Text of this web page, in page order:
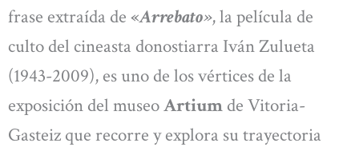
frase extraída de «Arrebato», la película de
culto del cineasta donostiarra Iván Zulueta
(1943-2009), es uno de los vértices de la
exposición del museoArtium de Vitoria-
Gasteiz que recorre y explora su trayectoria